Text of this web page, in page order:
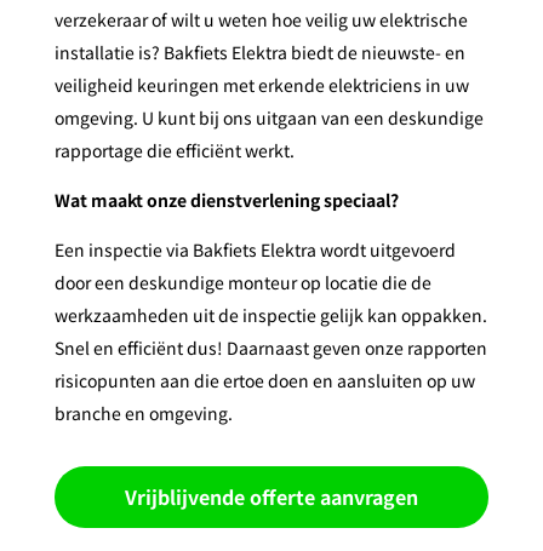
verzekeraar of wilt u weten hoe veilig uw elektrische
installatie is? Bakfiets Elektra biedt de nieuwste- en
veiligheid keuringen met erkende elektriciens in uw
omgeving. U kunt bij ons uitgaan van een deskundige
rapportage die efficiënt werkt.
Wat maakt onze dienstverlening speciaal?
Een inspectie via Bakfiets Elektra wordt uitgevoerd
door een deskundige monteur op locatie die de
werkzaamheden uit de inspectie gelijk kan oppakken.
Snel en efficiënt dus! Daarnaast geven onze rapporten
risicopunten aan die ertoe doen en aansluiten op uw
branche en omgeving.
Vrijblijvende offerte aanvragen